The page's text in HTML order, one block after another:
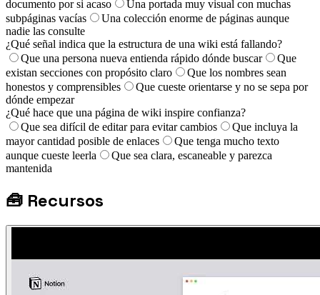
documento por si acaso
Una portada muy visual con muchas
subpáginas vacías
Una colección enorme de páginas aunque
nadie las consulte
¿Qué señal indica que la estructura de una wiki está fallando?
Que una persona nueva entienda rápido dónde buscar
Que
existan secciones con propósito claro
Que los nombres sean
honestos y comprensibles
Que cueste orientarse y no se sepa por
dónde empezar
¿Qué hace que una página de wiki inspire confianza?
Que sea difícil de editar para evitar cambios
Que incluya la
mayor cantidad posible de enlaces
Que tenga mucho texto
aunque cueste leerla
Que sea clara, escaneable y parezca
mantenida
🧰 Recursos